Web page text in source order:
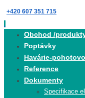
Skip
to
content
+420 607 351 715
Obchod /
Poptávky
Havárie-
Reference
Dokumenty
Specifikace